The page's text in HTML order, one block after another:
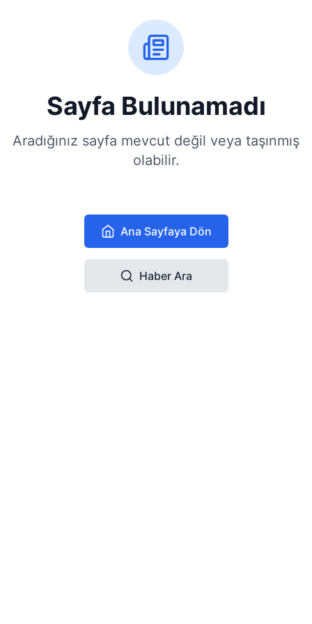
Sayfa Bulunamadı
Aradığınız sayfa mevcut değil veya taşınmış
olabilir.
Ana Sayfaya Dön
Haber Ara